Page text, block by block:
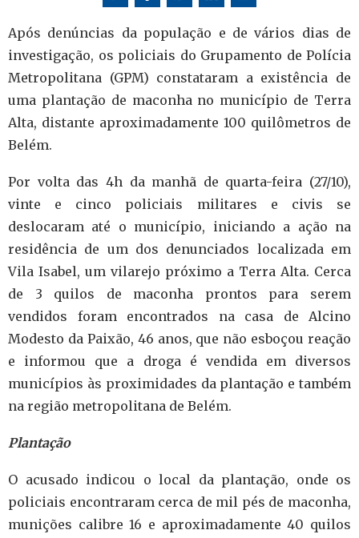
Após denúncias da população e de vários dias de
investigação, os policiais do Grupamento de Polícia
Metropolitana (GPM) constataram a existência de
uma plantação de maconha no município de Terra
Alta, distante aproximadamente 100 quilômetros de
Belém.
Por volta das 4h da manhã de quarta-feira (27/10),
vinte e cinco policiais militares e civis se
deslocaram até o município, iniciando a ação na
residência de um dos denunciados localizada em
Vila Isabel, um vilarejo próximo a Terra Alta. Cerca
de 3 quilos de maconha prontos para serem
vendidos foram encontrados na casa de Alcino
Modesto da Paixão, 46 anos, que não esboçou reação
e informou que a droga é vendida em diversos
municípios às proximidades da plantação e também
na região metropolitana de Belém.
Plantação
O acusado indicou o local da plantação, onde os
policiais encontraram cerca de mil pés de maconha,
munições calibre 16 e aproximadamente 40 quilos